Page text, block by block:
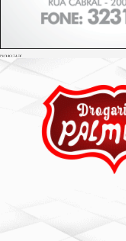
PUBLICIDADE